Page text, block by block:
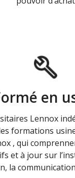
en
Lennox
formations
, qui
et à jour sur
la